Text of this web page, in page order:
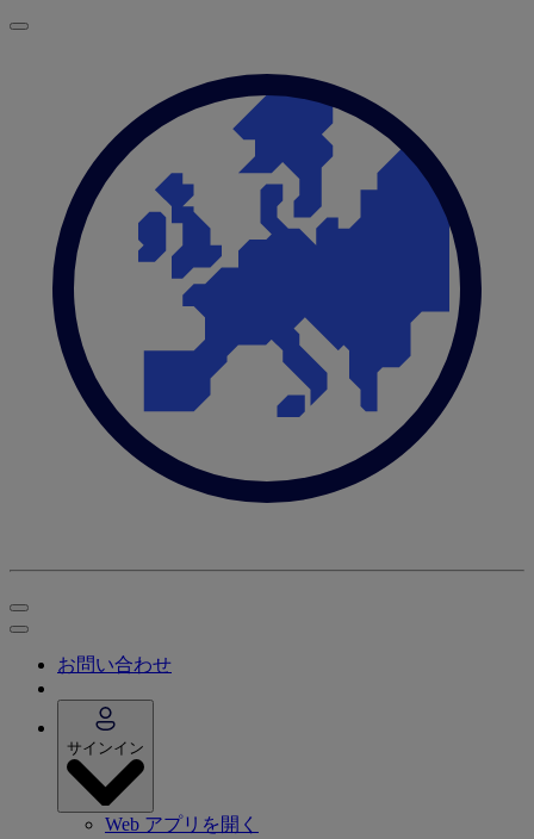
お問い合わせ
サインイン
Web アプリを開く